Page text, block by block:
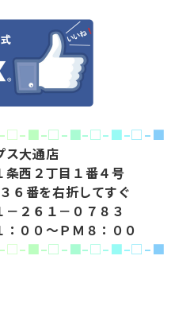
–□–■–□–■–□–■–□–■
ス大通店
条西２丁目１番４号
６番を右折してすぐ
２６１－０７８３
００～ＰＭ８：００
–□–■–□–■–□–■–□–■